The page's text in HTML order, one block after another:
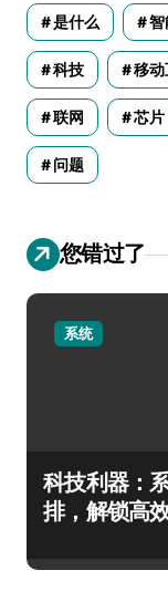
是什么 智
科技 移
联网 芯片
问题
您错过了
系统
科技利器：
排，解锁高